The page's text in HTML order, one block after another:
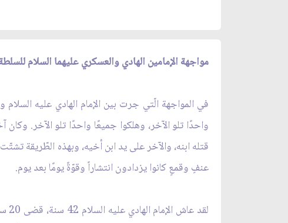
مواجهة الإمامين الهادي والعسكري عليهما السلام
في المواجهة الّتي جرت بين الإمام الهادي عليه
واحدًا تلو الآخر، وهلكوا جميعًا واحدًا تلو الآخر. وكان
قتله ابنه، والآخر على يد ابن أخيه، وبهذه الطّريقة
عنفٍ وقمعٍ كانوا يزدادون انتشاراً وقوّةً يومًا بعد يوم.